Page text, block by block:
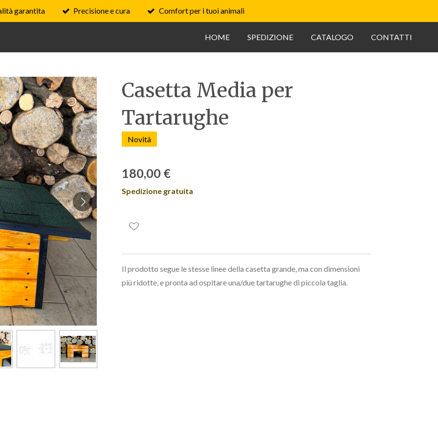
garantita Precisione e cura Comfort per i tuoi animali
HOME SPEDIZIONE CATALOGO CONTATTI
Casetta Media per
Tartarughe
Novità
180,00 €
Spedizione gratuita
Il prodotto segue le stesse linee della casetta grande, ma con dimensioni
più ridotte, e pronta ad ospitare una/due tartarughe di piccola taglia.